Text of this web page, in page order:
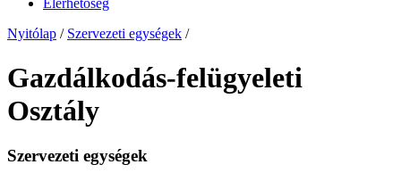
Elérhetőség
Nyitólap / Szervezeti egységek /
Gazdálkodás-felügyeleti
Osztály
Szervezeti egységek